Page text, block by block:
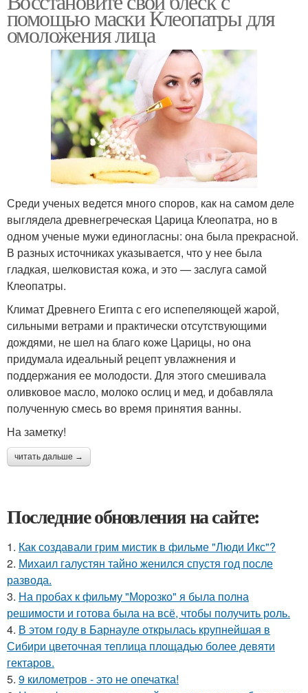
помощью маски Клеопатры для
омоложения лица
Среди ученых ведется много споров, как на самом деле
выглядела древнегреческая Царица Клеопатра, но в
одном ученые мужи единогласны: она была прекрасной.
В разных источниках указывается, что у нее была
гладкая, шелковистая кожа, и это — заслуга самой
Клеопатры.
Климат Древнего Египта с его испепеляющей жарой,
сильными ветрами и практически отсутствующими
дождями, не шел на благо коже Царицы, но она
придумала идеальный рецепт увлажнения и
поддержания ее молодости. Для этого смешивала
оливковое масло, молоко ослиц и мед, и добавляла
полученную смесь во время принятия ванны.
На заметку!
читать дальше →
Последние обновления на сайте:
1. Как создавали грим мистик в фильме "Люди Икс"?
2. Михаил галустян тайно женился спустя год после
развода.
3. На пробах к фильму "Морозко" я была полна
решимости и готова была на всё, чтобы получить роль.
4. В этом году в Барнауле открылась крупнейшая в
Сибири цветочная теплица площадью более девяти
гектаров.
5. 9 километров - это не опечатка!